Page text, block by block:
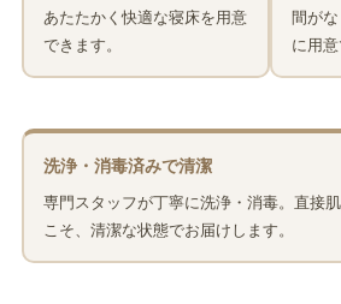
あたたかく快適な寝床を用意
できます。
間が
に用意
洗浄・消毒済みで清潔
専門スタッフが丁寧に洗浄・消毒。直接
こそ、清潔な状態でお届けします。